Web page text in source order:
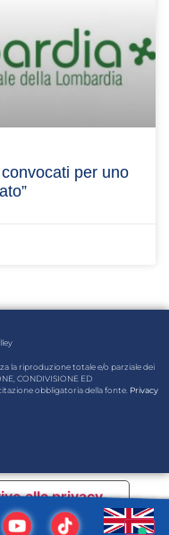
per uno
la riproduzione totale e/o parziale dei
CONDIVISIONE ED
obbligatoria della fonte. Privacy
alla privacy